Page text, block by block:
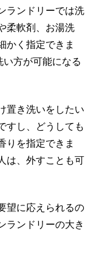
ランドリーでは洗
柔軟剤、お湯洗
かく指定できま
方が可能になる
置き洗いをしたい
すし、どうしても
りを指定できま
は、外すことも可
望に応えられるの
ランドリーの大き